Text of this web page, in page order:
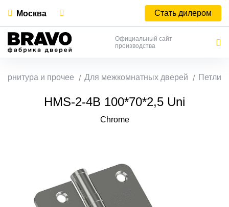
Москва Стать дилером
Официальный сайт
производства
и прочее Для межкомнатных дверей Петли
HMS-2-4B 100*70*2,5 Uni
Chrome